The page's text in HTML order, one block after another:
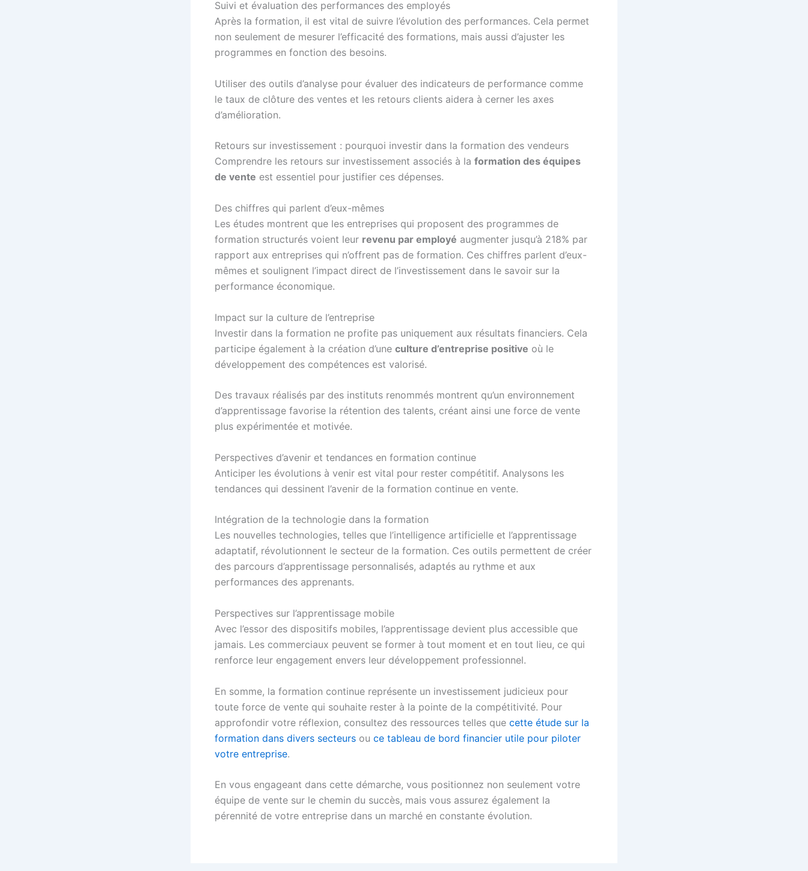
Suivi et évaluation des performances des employés
Après la formation, il est vital de suivre l’évolution des performances. Cela permet
non seulement de mesurer l’efficacité des formations, mais aussi d’ajuster les
programmes en fonction des besoins.
Utiliser des outils d’analyse pour évaluer des indicateurs de performance comme
le taux de clôture des ventes et les retours clients aidera à cerner les axes
d’amélioration.
Retours sur investissement : pourquoi investir dans la formation des vendeurs
Comprendre les retours sur investissement associés à la formation des équipes
de vente est essentiel pour justifier ces dépenses.
Des chiffres qui parlent d’eux-mêmes
Les études montrent que les entreprises qui proposent des programmes de
formation structurés voient leur revenu par employé augmenter jusqu’à 218% par
rapport aux entreprises qui n’offrent pas de formation. Ces chiffres parlent d’eux-
mêmes et soulignent l’impact direct de l’investissement dans le savoir sur la
performance économique.
Impact sur la culture de l’entreprise
Investir dans la formation ne profite pas uniquement aux résultats financiers. Cela
participe également à la création d’une culture d’entreprise positive où le
développement des compétences est valorisé.
Des travaux réalisés par des instituts renommés montrent qu’un environnement
d’apprentissage favorise la rétention des talents, créant ainsi une force de vente
plus expérimentée et motivée.
Perspectives d’avenir et tendances en formation continue
Anticiper les évolutions à venir est vital pour rester compétitif. Analysons les
tendances qui dessinent l’avenir de la formation continue en vente.
Intégration de la technologie dans la formation
Les nouvelles technologies, telles que l’intelligence artificielle et l’apprentissage
adaptatif, révolutionnent le secteur de la formation. Ces outils permettent de créer
des parcours d’apprentissage personnalisés, adaptés au rythme et aux
performances des apprenants.
Perspectives sur l’apprentissage mobile
Avec l’essor des dispositifs mobiles, l’apprentissage devient plus accessible que
jamais. Les commerciaux peuvent se former à tout moment et en tout lieu, ce qui
renforce leur engagement envers leur développement professionnel.
En somme, la formation continue représente un investissement judicieux pour
toute force de vente qui souhaite rester à la pointe de la compétitivité. Pour
approfondir votre réflexion, consultez des ressources telles que cette étude sur la
formation dans divers secteurs ou ce tableau de bord financier utile pour piloter
votre entreprise.
En vous engageant dans cette démarche, vous positionnez non seulement votre
équipe de vente sur le chemin du succès, mais vous assurez également la
pérennité de votre entreprise dans un marché en constante évolution.